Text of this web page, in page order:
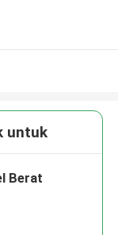
untuk
Berat